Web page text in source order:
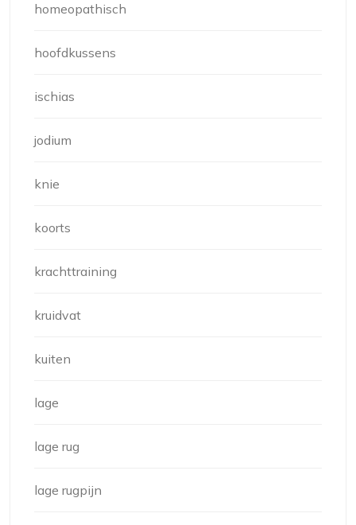
homeopathisch
hoofdkussens
ischias
jodium
knie
koorts
krachttraining
kruidvat
kuiten
lage
lage rug
lage rugpijn